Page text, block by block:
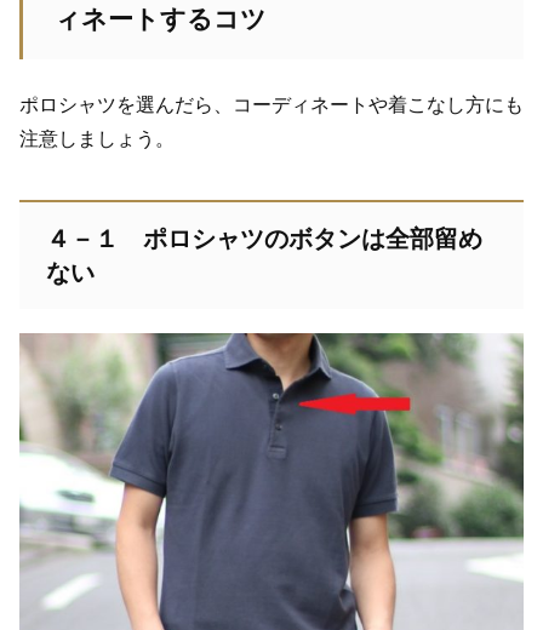
ィネートするコツ
ポロシャツを選んだら、コーディネートや着こなし方にも
注意しましょう。
４－１ ポロシャツのボタンは全部留め
ない